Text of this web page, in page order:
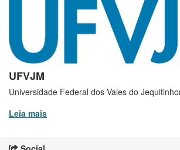
UFVJM
Universidade Federal dos Vales do
Leia mais